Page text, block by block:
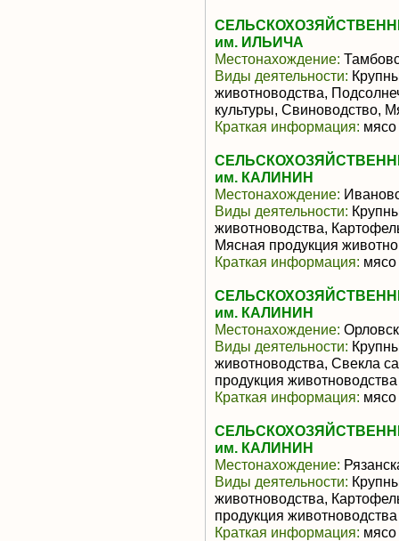
им. ИЛЬИЧА
Местонахождение:
Виды деятельности:
животноводства,
культуры, Свиноводство,
Краткая информация: мясо
им. КАЛИНИН
Местонахождение:
Виды деятельности:
животноводства,
Мясная продукция
Краткая информация: мясо
им. КАЛИНИН
Местонахождение:
Виды деятельности:
животноводства, Свекла
продукция животноводства
Краткая информация: мясо
им. КАЛИНИН
Местонахождение:
Виды деятельности:
животноводства,
продукция животноводства
Краткая информация: мясо